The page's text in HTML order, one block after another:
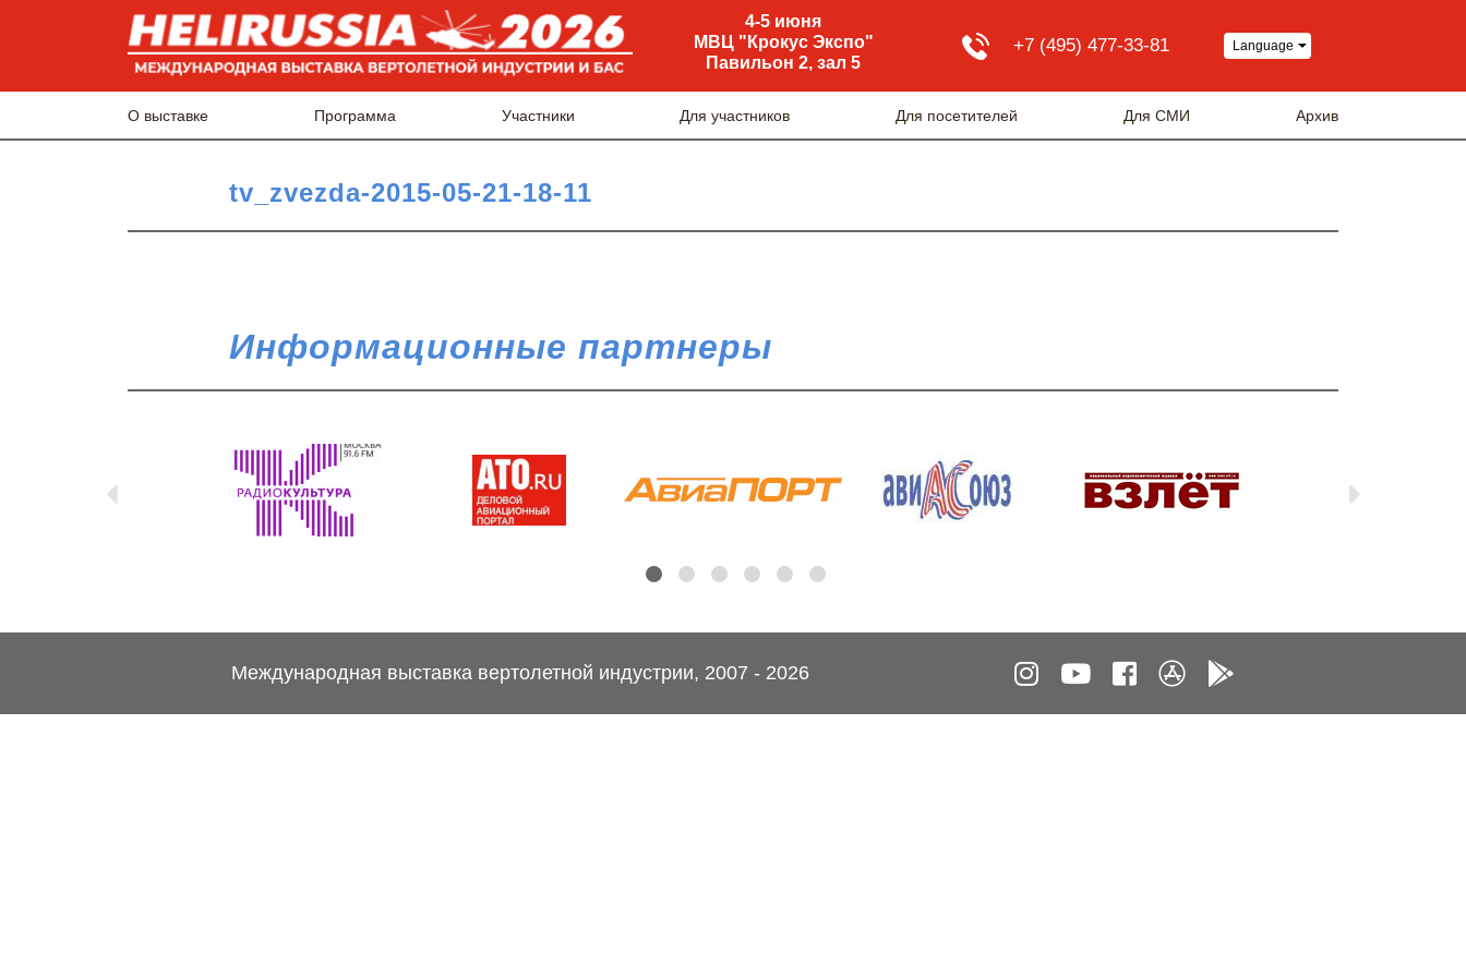
4-5 июня
МВЦ "Крокус Экспо"
Павильон 2, зал 5
+7 (495) 477-33-81 Language
О выставке Программа Участники Для участников Для посетителей Для СМИ Архив
tv_zvezda-2015-05-21-18-11
Информационные партнеры
Международная выставка вертолетной индустрии, 2007 - 2026